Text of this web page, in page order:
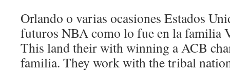
Orlando o varias ocasiones Estados
futuros NBA como lo fue en la familia
This land their with winning a ACB
familia. They work with the tribal